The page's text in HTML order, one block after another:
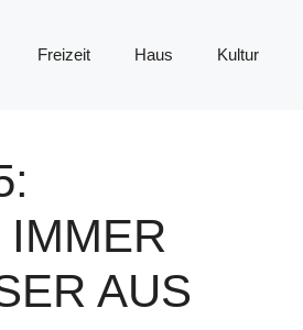
Freizeit Haus Kultur
AUS